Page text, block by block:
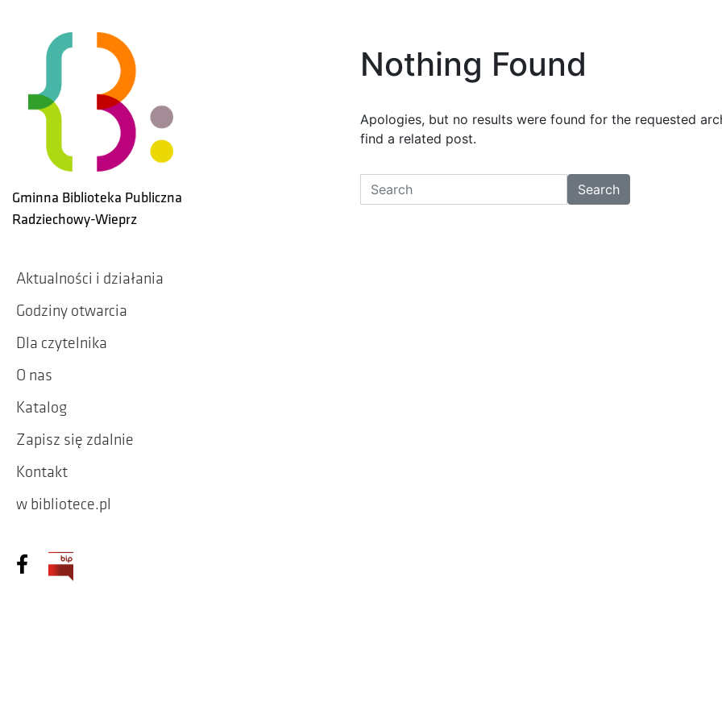
Gminna Biblioteka Publiczna
Radziechowy-Wieprz
Aktualności i działania
Godziny otwarcia
Dla czytelnika
O nas
Katalog
Zapisz się zdalnie
Kontakt
w bibliotece.pl
Nothing Found
Apologies, but no results were found for the requested
find a related post.
Search Search